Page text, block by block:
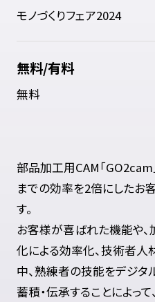
モノづくりフェア2024
無料/有料
無料
部品加工用CAM「
までの効率を2倍にしたお
す。
お客様が喜ばれた機能や、
化による効率化、技術者人
中、熟練者の技能をデジタ
蓄積・伝承することによっ